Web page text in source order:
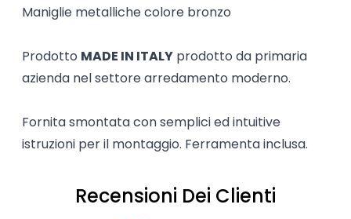
Maniglie metalliche colore bronzo
Prodotto MADE IN ITALYprodotto da primaria
azienda nel settore arredamento moderno.
Fornita smontata con semplici ed intuitive
istruzioni per il montaggio. Ferramenta inclusa.
Recensioni Dei Clienti